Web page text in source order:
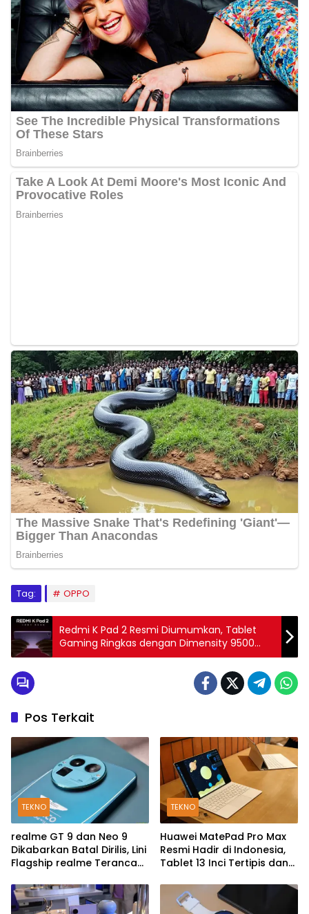
Tag: OPPO
Redmi K Pad 2 Resmi Diumumkan, Tablet
Gaming Ringkas dengan Dimensity 9500
dan Baterai 9.100mAh
Pos Terkait
TEKNO
realme GT 9 dan Neo 9
Dikabarkan Batal Dirilis, Lini
Flagship realme Terancam
TEKNO
Huawei MatePad Pro Max
Resmi Hadir di Indonesia,
Tablet 13 Inci Tertipis dan